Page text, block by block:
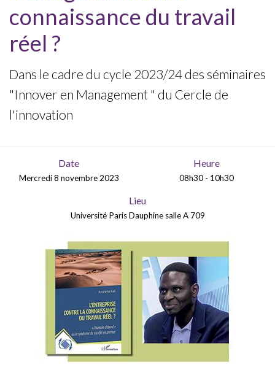
connaissance du travail
réel ?
Dans le cadre du cycle 2023/24 des séminaires
"Innover en Management " du Cercle de
l'innovation
Date
Mercredi 8 novembre 2023
Heure
08h30 - 10h30
Lieu
Université Paris Dauphine salle A 709